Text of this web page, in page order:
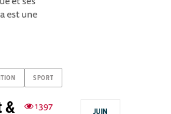
est une
SPORT
JUIN
1397
&